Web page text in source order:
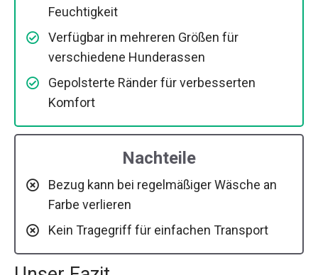
Feuchtigkeit
Verfügbar in mehreren Größen für
verschiedene Hunderassen
Gepolsterte Ränder für verbesserten
Komfort
Nachteile
Bezug kann bei regelmäßiger Wäsche an
Farbe verlieren
Kein Tragegriff für einfachen Transport